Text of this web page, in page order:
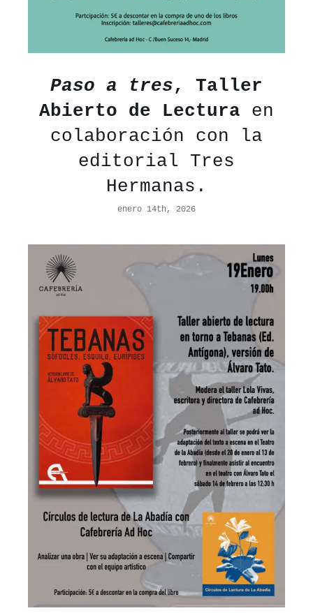
Paso a tres, Taller
Abierto de Lectura en
colaboración con la
editorial Tres
Hermanas.
enero 14th, 2026